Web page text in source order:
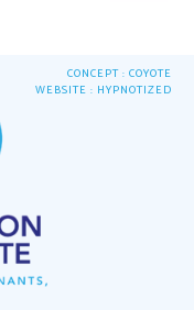
CONCEPT : COYOTE
WEBSITE : HYPNOTIZED